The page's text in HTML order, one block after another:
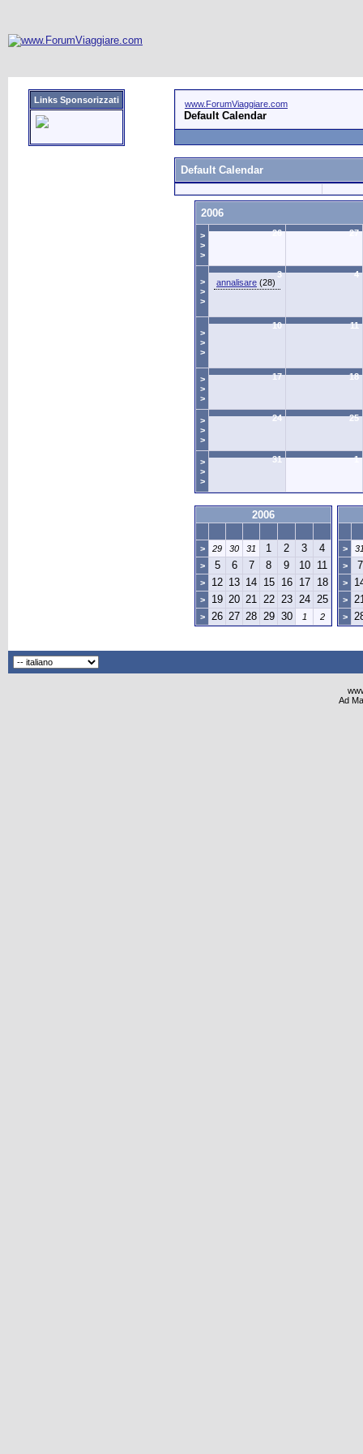
Links Sponsorizzati www.ForumViaggiare.com
Default Calendar
Default Calendar
2006
>
>
>
26 27
>
>
>
3
annalisare (28)
4
>
>
>
10 11
>
>
>
17 18
>
>
>
24 25
>
>
>
31 1
2006
> 29 30 31 1 2 3 4
> 5 6 7 8 9 10 11
> 12 13 14 15 16 17 18
> 19 20 21 22 23 24 25
> 26 27 28 29 30 1 2
>
>
7
>
>
>
Ad